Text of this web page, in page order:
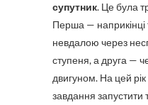
супутник. Це була
Перша —
невдалою через
ступеня, а друга —
двигуном. На цей
завдання запустити